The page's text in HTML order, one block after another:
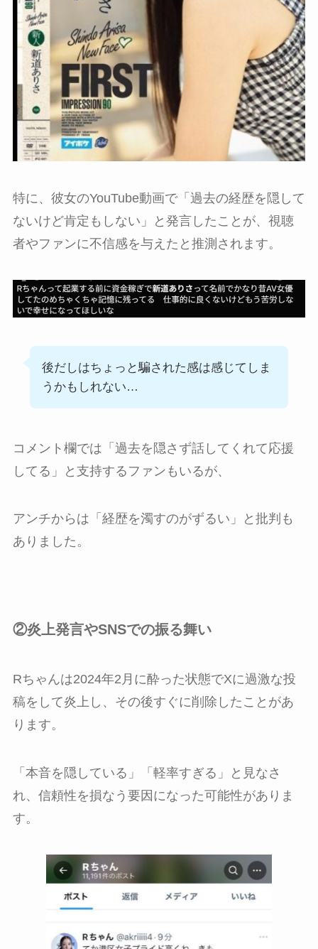
特に、彼女のYouTube動画で「過去の経歴を隠して
ないけど肯定もしない」と発言したことが、視聴
者やファンに不信感を与えたと推測されます。
後だしはちょっと騙された感は感じてしま
うかもしれない…
コメント欄では「過去を隠さず話してくれて応援
してる」と支持するファンもいるが、
アンチからは「経歴を濁すのがずるい」と批判も
ありました。
②炎上発言やSNSでの振る舞い
Rちゃんは2024年2月に酔った状態でXに過激な投
稿をして炎上し、その後すぐに削除したことがあ
ります。
「本音を隠している」「軽率すぎる」と見なさ
れ、信頼性を損なう要因になった可能性がありま
す。